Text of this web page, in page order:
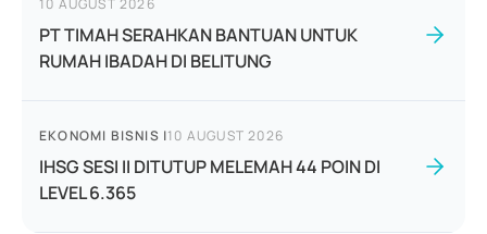
10 AUGUST 2026
PT TIMAH SERAHKAN BANTUAN UNTUK
RUMAH IBADAH DI BELITUNG
EKONOMI BISNIS |10 AUGUST 2026
IHSG SESI II DITUTUP MELEMAH 44 POIN DI
LEVEL 6.365